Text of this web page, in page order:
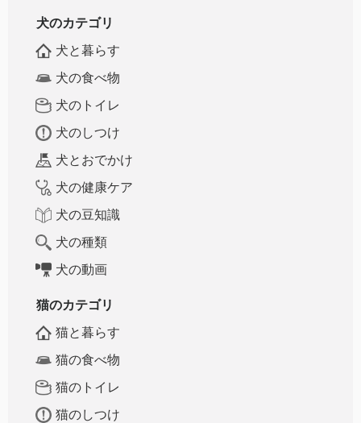
犬のカテゴリ
犬と暮らす
犬の食べ物
犬のトイレ
犬のしつけ
犬とおでかけ
犬の健康ケア
犬の豆知識
犬の種類
犬の動画
猫のカテゴリ
猫と暮らす
猫の食べ物
猫のトイレ
猫のしつけ